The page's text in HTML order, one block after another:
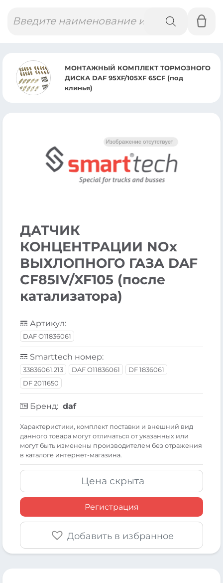
товаров
МОНТАЖНЫЙ КОМПЛЕКТ ТОРМОЗНОГО
ДИСКА DAF 95XF/105XF 65CF (под
клинья)
ДАТЧИК
КОНЦЕНТРАЦИИ NOх
ВЫХЛОПНОГО ГАЗА DAF
CF85IV/XF105 (после
катализатора)
Артикул:
DAF O11836061
Smarttech номер:
33836061.213 DAF O11836061
DF 1836061
DF 2011650
Бренд: daf
Xарактеристики, комплект поставки и внешний вид
данного товара могут отличаться от указанных или
могут быть изменены производителем без отражения
в каталоге интернет-магазина.
Цена скрыта
Регистрация
Добавить в избранное